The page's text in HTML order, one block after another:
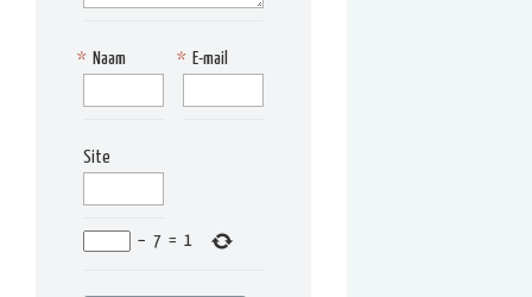
Naam
* E-mail
*
Site
− 7 = 1